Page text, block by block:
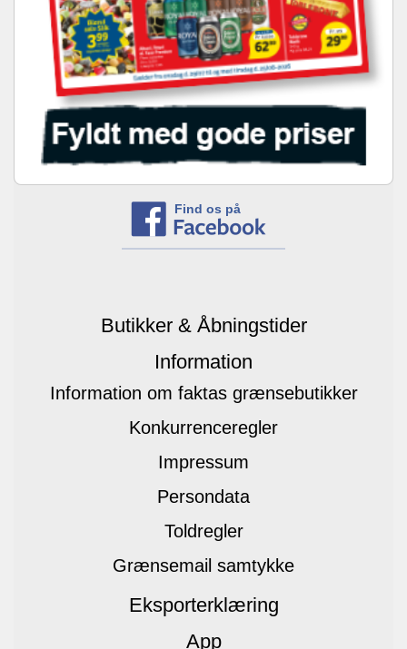
Find os på
Butikker & Åbningstider
Information
Information om faktas grænsebutikker
Konkurrenceregler
Impressum
Persondata
Toldregler
Grænsemail samtykke
Eksporterklæring
App